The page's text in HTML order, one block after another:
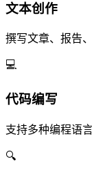
文本创作
撰写文章、报告
💻
代码编写
支持多种编程语
🔍